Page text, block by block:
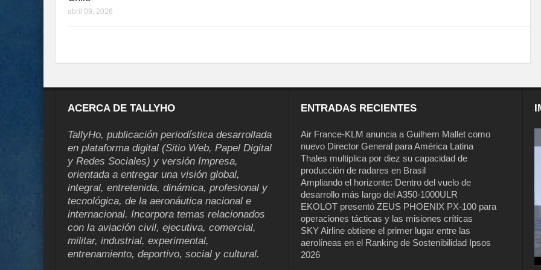
abril 09, 2026
ACERCA DE TALLYHO
TallyHo, publicación periodística desarrollada
en plataforma digital (Sitio Web, Papel Digital
y Redes Sociales) y versión Impresa,
orientada a entregar una visión global,
integral, entretenida, dinámica, profesional y
tecnológica, de la aeronáutica nacional e
internacional. Incorpora temas relacionados
con la aviación civil, ejecutiva, comercial,
militar, industrial, experimental,
entrenamiento, deportivo, social y cultural.
ENTRADAS RECIENTES
Air France-KLM anuncia a Guilhem Mallet como
nuevo Director General para América Latina
Thales multiplica por diez su capacidad de
producción de radares en Brasil
Ampliando el horizonte: Dentro del vuelo de
desarrollo más largo del A350-1000ULR
EKOLOT presentó ZEUS PHOENIX PX-100 para
operaciones tácticas y las misiones críticas
SKY Airline obtiene el primer lugar entre las
aerolíneas en el Ranking de Sostenibilidad Ipsos
2026
Air France-KLM anuncia a Guilhem
Mallet como nuevo Director General
para América Latina